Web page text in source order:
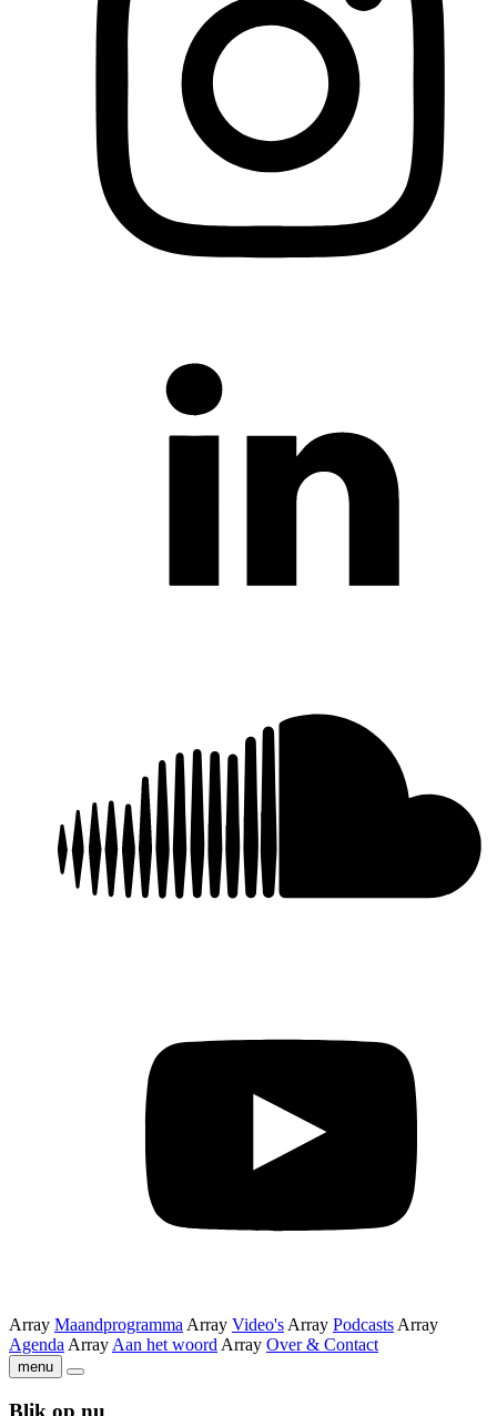
Array Maandprogramma Array Video's Array Podcasts Array
Agenda Array Aan het woord Array Over & Contact
menu
Blik op nu